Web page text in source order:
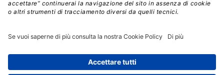
LSWR Group
Mixer è un prodotto del network Edra Edizioni. Direzione, amministrazione,
redazione, pubblicità | © Copyright 2026 – Tutti i diritti riservati | Partita IVA e C.F.